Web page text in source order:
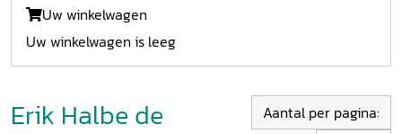
Uw winkelwagen
Uw winkelwagen is leeg
Erik Halbe de
Aantal per pagina: